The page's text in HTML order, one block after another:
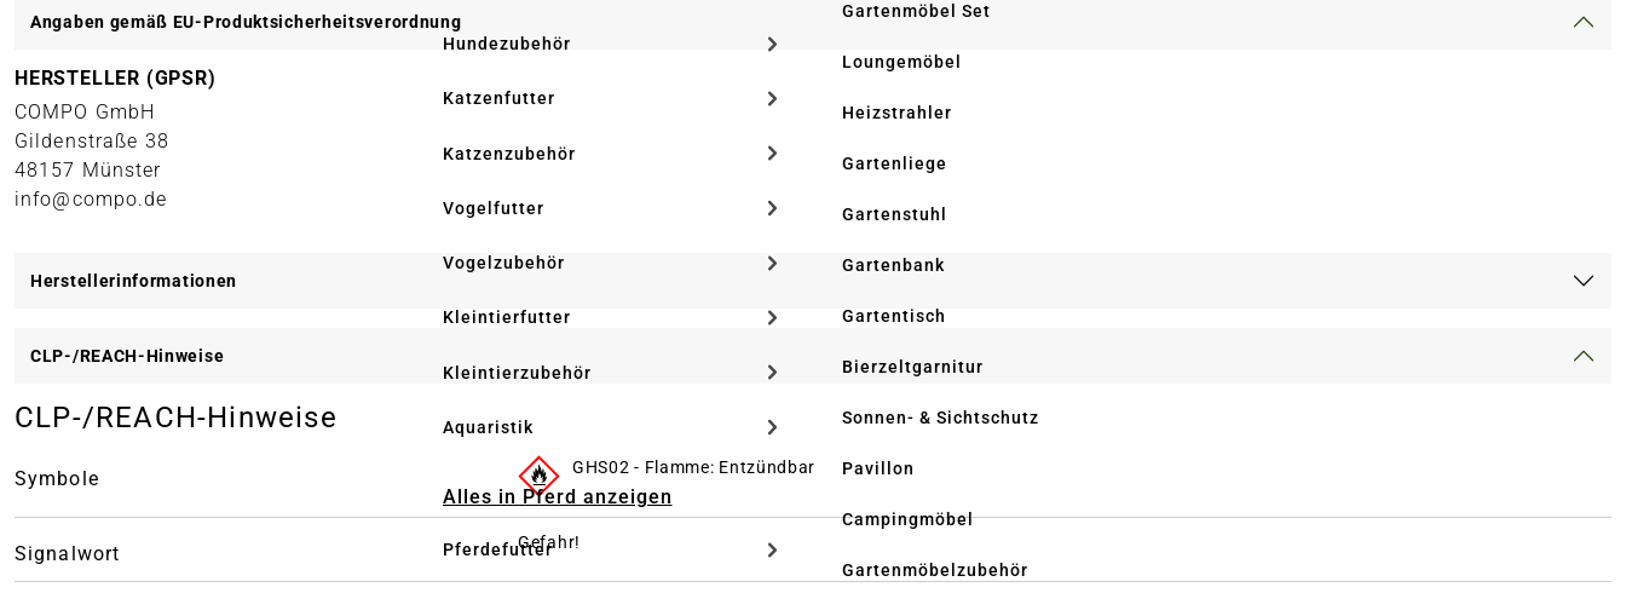
Hundezubehör
Katzenfutter
Katzenzubehör
Vogelfutter
Vogelzubehör
Kleintierfutter
Kleintierzubehör
Aquaristik
Alles in Pferd anzeigen
Pferdefutter
Gartenmöbel Set
Loungemöbel
Heizstrahler
Gartenliege
Gartenstuhl
Gartenbank
Gartentisch
Bierzeltgarnitur
Sonnen- & Sichtschutz
Pavillon
Campingmöbel
Gartenmöbelzubehör
Angaben gemäß EU-Produktsicherheitsverordnung
HERSTELLER (GPSR)
COMPO GmbH
Gildenstraße 38
48157 Münster
info@compo.de
Herstellerinformationen
CLP-/REACH-Hinweise
CLP-/REACH-Hinweise
Symbole GHS02 - Flamme: Entzündbar
Signalwort Gefahr!